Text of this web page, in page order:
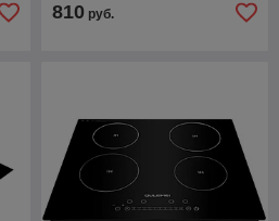
810 руб.